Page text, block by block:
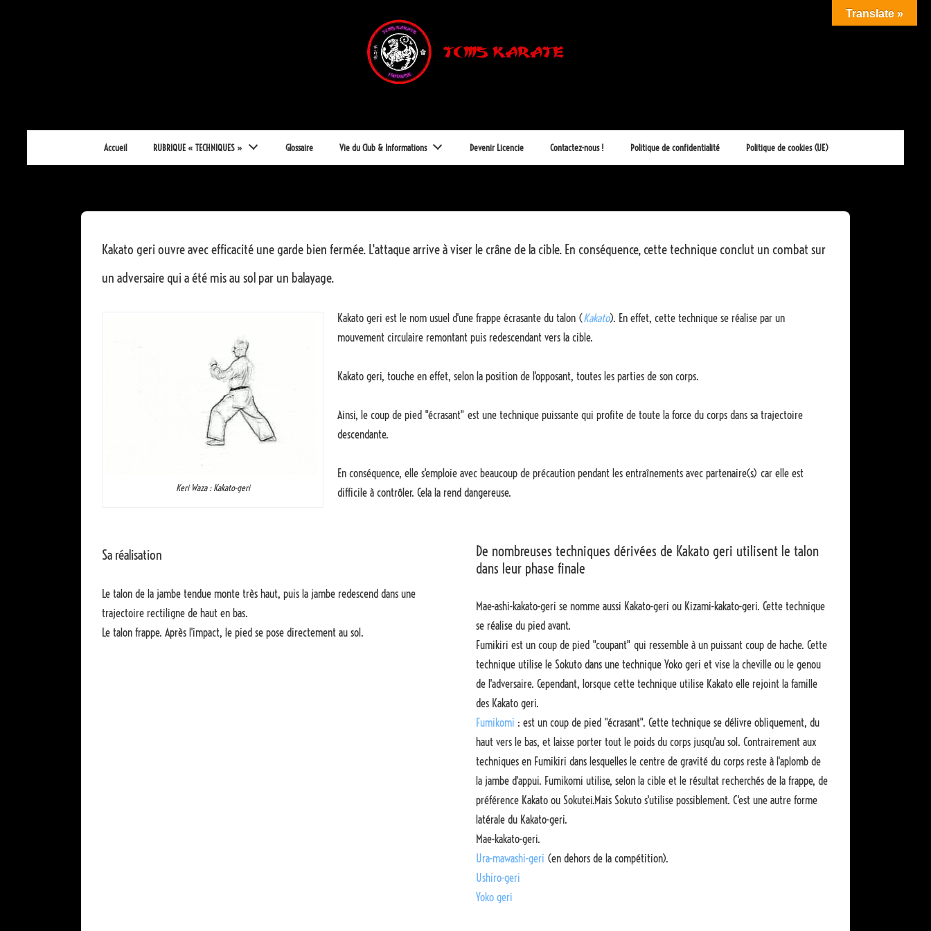
Main
Navigation
Accueil RUBRIQUE « TECHNIQUES » Glossaire Vie du Club & Informations Devenir Licencie Contactez-nous ! Politique de confidentialité Politique de cookies (UE)
Kakato geri ouvre avec efficacité une garde bien fermée. L'attaque arrive à viser le crâne de la cible. En conséquence, cette technique conclut un combat sur
un adversaire qui a été mis au sol par un balayage.
Keri Waza : Kakato-geri
Kakato geri est le nom usuel d'une frappe écrasante du talon (Kakato). En effet, cette technique se réalise par un
mouvement circulaire remontant puis redescendant vers la cible.
Kakato geri, touche en effet, selon la position de l'opposant, toutes les parties de son corps.
Ainsi, le coup de pied "écrasant" est une technique puissante qui profite de toute la force du corps dans sa trajectoire
descendante.
En conséquence, elle s'emploie avec beaucoup de précaution pendant les entraînements avec partenaire(s) car elle est
difficile à contrôler. Cela la rend dangereuse.
Sa réalisation
Le talon de la jambe tendue monte très haut, puis la jambe redescend dans une
trajectoire rectiligne de haut en bas.
Le talon frappe. Après l'impact, le pied se pose directement au sol.
De nombreuses techniques dérivées de Kakato geri utilisent le talon
dans leur phase finale
Mae-ashi-kakato-geri se nomme aussi Kakato-geri ou Kizami-kakato-geri. Cette technique
se réalise du pied avant.
Fumikiri est un coup de pied "coupant" qui ressemble à un puissant coup de hache. Cette
technique utilise le Sokuto dans une technique Yoko geri et vise la cheville ou le genou
de l'adversaire. Cependant, lorsque cette technique utilise Kakato elle rejoint la famille
des Kakato geri.
Fumikomi : est un coup de pied "écrasant". Cette technique se délivre obliquement, du
haut vers le bas, et laisse porter tout le poids du corps jusqu'au sol. Contrairement aux
techniques en Fumikiri dans lesquelles le centre de gravité du corps reste à l'aplomb de
la jambe d'appui. Fumikomi utilise, selon la cible et le résultat recherchés de la frappe, de
préférence Kakato ou Sokutei.Mais Sokuto s'utilise possiblement. C'est une autre forme
latérale du Kakato-geri.
Mae-kakato-geri.
Ura-mawashi-geri (en dehors de la compétition).
Ushiro-geri
Yoko geri
Translate »